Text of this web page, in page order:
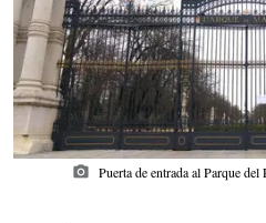
photo_camera Puerta de entrada al Parque